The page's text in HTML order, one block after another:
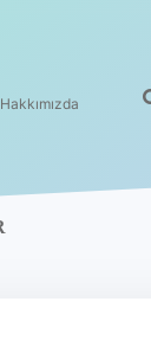
Hakkımızda